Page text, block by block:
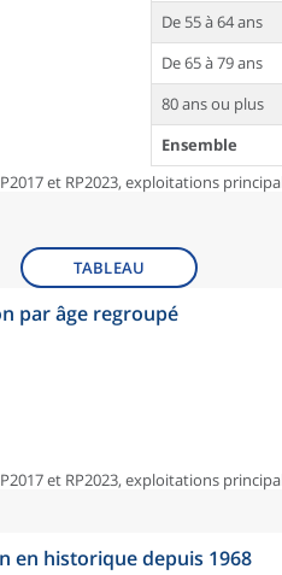
De 55 à 64 ans
De 65 à 79 ans
80 ans ou plus
Ensemble
et RP2023, exploitations
TABLEAU
par âge regroupé
et RP2023, exploitations
en historique depuis 1968